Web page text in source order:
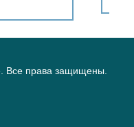
Все права защищены.